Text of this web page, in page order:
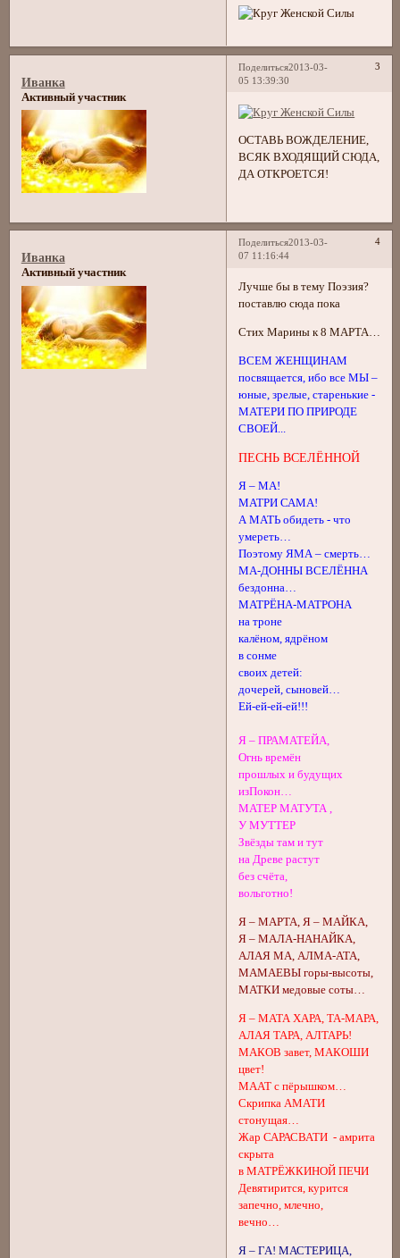
Поделиться 3
2013-03-
05 13:39:30
Иванка
Активный участник
ОСТАВЬ ВОЖДЕЛЕНИЕ,
ВСЯК ВХОДЯЩИЙ СЮДА,
ДА ОТКРОЕТСЯ!
Поделиться 4
2013-03-
07 11:16:44
Иванка
Активный участник
Лучше бы в тему Поэзия?
поставлю сюда пока
Стих Марины к 8 МАРТА…
ВСЕМ ЖЕНЩИНАМ
посвящается, ибо все МЫ –
юные, зрелые, старенькие -
МАТЕРИ ПО ПРИРОДЕ
СВОЕЙ...
ПЕСНЬ ВСЕЛЁННОЙ
Я – МА!
МАТРИ САМА!
А МАТЬ обидеть - что
умереть…
Поэтому ЯМА – смерть…
МА-ДОННЫ ВСЕЛЁННА
бездонна…
МАТРЁНА-МАТРОНА
на троне
калёном, ядрёном
в сонме
своих детей:
дочерей, сыновей…
Ей-ей-ей-ей!!!
Я – ПРАМАТЕЙА,
Огнь времён
прошлых и будущих
изПокон…
МАТЕР МАТУТА ,
У МУТТЕР
Звёзды там и тут
на Древе растут
без счёта,
вольготно!
Я – МАРТА, Я – МАЙКА,
Я – МАЛА-НАНАЙКА,
АЛАЯ МА, АЛМА-АТА,
МАМАЕВЫ горы-высоты,
МАТКИ медовые соты…
Я – МАТА ХАРА, ТА-МАРА,
АЛАЯ ТАРА, АЛТАРЬ!
МАКОВ завет, МАКОШИ
цвет!
МААТ с пёрышком…
Скрипка АМАТИ
стонущая…
Жар САРАСВАТИ - амрита
скрыта
в МАТРЁЖКИНОЙ ПЕЧИ
Девятирится, курится
запечно, млечно,
вечно…
Я – ГА! МАСТЕРИЦА,